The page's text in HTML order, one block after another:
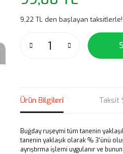
9,22 TL den başlayan taksitlerle!
Ürün Bilgileri Taksit
Buğday ruşeymi tüm tanenin
tanenin yaklaşık olarak % 3’ünü
ayrıştırma işlemi uygulanır ve